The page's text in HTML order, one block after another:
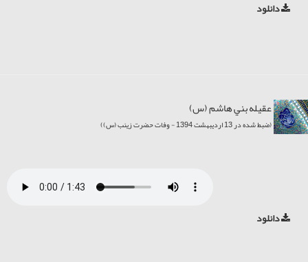
دانلود
عقيله بني هاشم (س)
(ضبط شده در 13 اردیبهشت 1394 - وفات حضرت زینب (س))
دانلود